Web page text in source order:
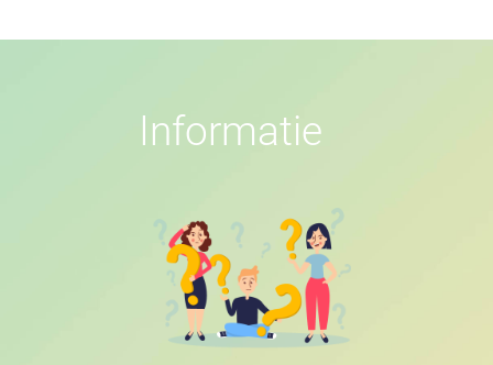
Informatie